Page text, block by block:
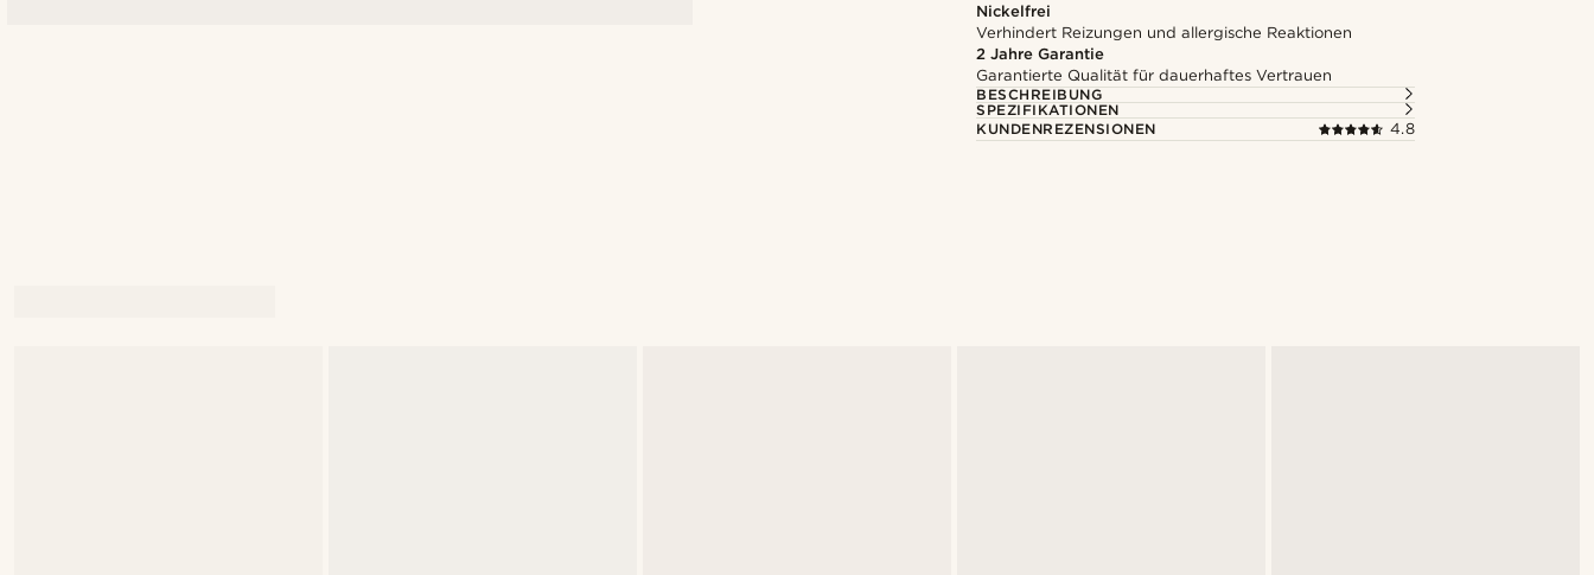
Nickelfrei
Verhindert Reizungen und allergische Reaktionen
2 Jahre Garantie
Garantierte Qualität für dauerhaftes Vertrauen
BESCHREIBUNG
SPEZIFIKATIONEN
KUNDENREZENSIONEN
4.8